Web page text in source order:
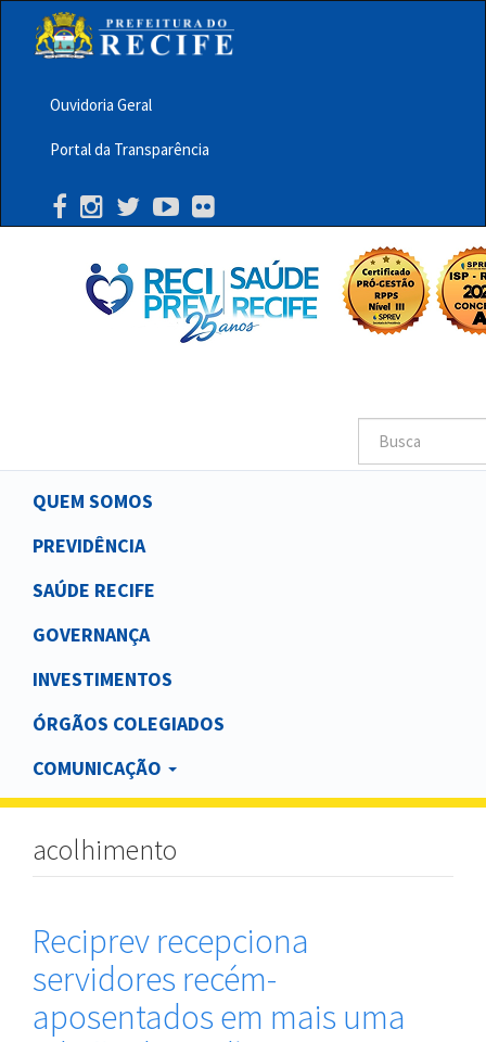
principalMenu
Barra
Topo
PCR
Ouvidoria Geral
Portal da Transparência
Buscar
Main
navigation
QUEM SOMOS
PREVIDÊNCIA
SAÚDE RECIFE
GOVERNANÇA
INVESTIMENTOS
ÓRGÃOS COLEGIADOS
COMUNICAÇÃO
acolhimento
Reciprev recepciona
servidores recém-
aposentados em mais uma